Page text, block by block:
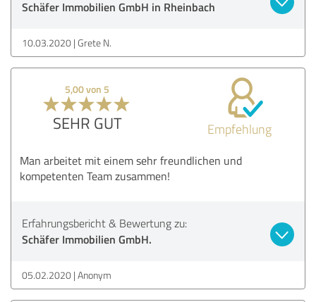
Schäfer Immobilien GmbH in Rheinbach
10.03.2020 Grete N.
5,00 von 5
SEHR GUT Empfehlung
Man arbeitet mit einem sehr freundlichen und
kompetenten Team zusammen!
Erfahrungsbericht & Bewertung zu:
Schäfer Immobilien GmbH.
05.02.2020 Anonym